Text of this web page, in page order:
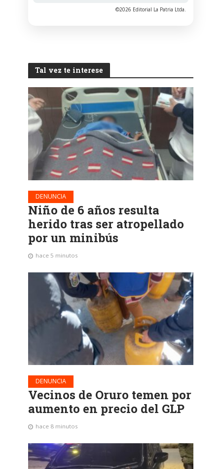
©2026 Editorial La Patria Ltda.
Tal vez te interese
DENUNCIA
Niño de 6 años resulta
herido tras ser atropellado
por un minibús
hace 5 minutos
DENUNCIA
Vecinos de Oruro temen por
aumento en precio del GLP
hace 8 minutos